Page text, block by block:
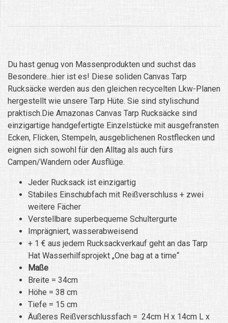
Du hast genug von Massenprodukten und suchst das
Besondere...hier ist es! Diese soliden Canvas Tarp
Rucksäcke werden aus den gleichen recycelten Lkw-Planen
hergestellt wie unsere Tarp Hüte. Sie sind stylischund
praktisch.Die Amazonas Canvas Tarp Rucksäcke sind
einzigartige handgefertigte Einzelstücke mit ausgefransten
Ecken, Flicken, Stempeln, ausgeblichenen Rostflecken und
eignen sich sowohl für den Alltag als auch fürs
Campen/Wandern oder Ausflüge.
Jeder Rucksack ist einzigartig
Stabiles Einschubfach mit Reißverschluss + zwei
weitere Fächer
Verstellbare superbequeme Schultergurte
Imprägniert, wasserabweisend
+ 1 € aus jedem Rucksackverkauf geht an das Tarp
Hat Wasserhilfsprojekt „One bag at a time“
Maße
Breite = 34cm
Höhe = 38 cm
Tiefe = 15 cm
Äußeres Reißverschlussfach = 24cm H x 14cm L x